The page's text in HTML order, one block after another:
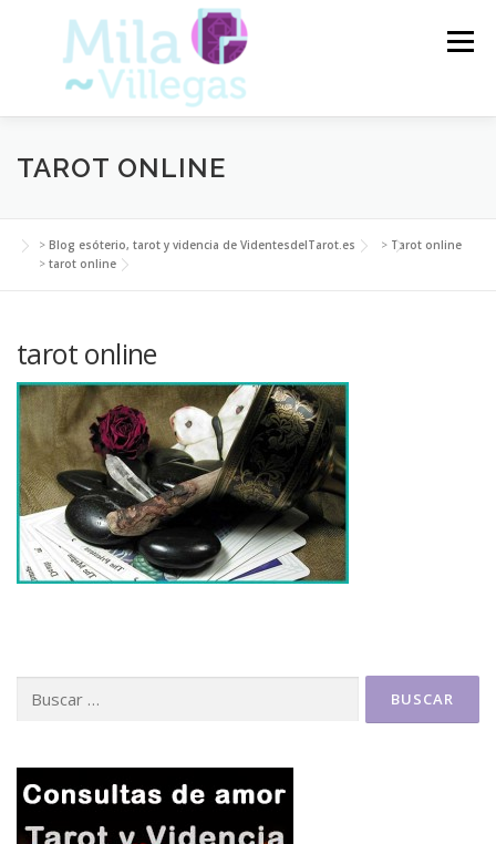
contenido
Menú
VIDENTES DEL TAROT
CARTAS DEL TAROT VIDENCIA ARTÍCULOS
TAROT ONLINE
> Blog esóterio, tarot y videncia de VidentesdelTarot.es > Tarot online
> tarot online
tarot online